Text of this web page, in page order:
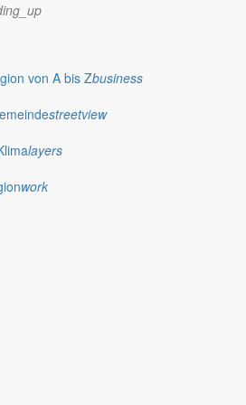
von A bis Zbusiness
streetview
layers
work
für den Gemeinderat
in seine 15. Runde gegangen.
und nicht ausschließlich übereinander
Gemeinde Markersdorf ein gesundes